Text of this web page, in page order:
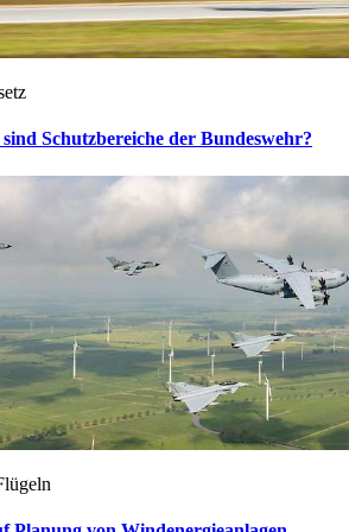
Schutzbereiche der Bundeswehr?